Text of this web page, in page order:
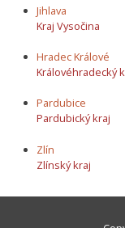
Jihlava
Kraj Vysočina
Hradec Králové
Královéhradecký
Pardubice
Pardubický kraj
Zlín
Zlínský kraj